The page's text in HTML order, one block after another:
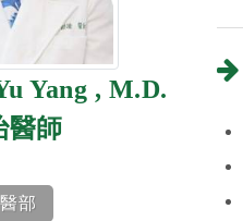
Yang , M.D.
醫師
部